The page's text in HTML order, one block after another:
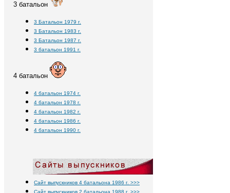
3 батальон
3 Батальон 1979 г.
3 Батальон 1983 г.
3 Батальон 1987 г.
3 батальон 1991 г.
4 батальон
4 батальон 1974 г.
4 батальон 1978 г.
4 батальон 1982 г.
4 батальон 1986 г.
4 батальон 1990 г.
Сайт выпускников 4 батальона 1986 г. >>>
Сайт выпускников 2 батальона 1988 г. >>>